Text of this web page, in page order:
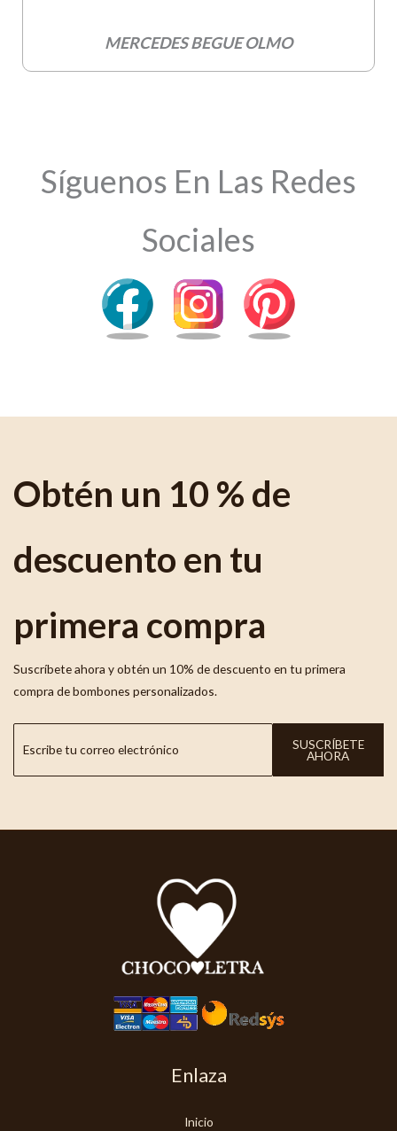
MERCEDES BEGUE OLMO
Síguenos En Las Redes
Sociales
Obtén un 10 % de
descuento en tu
primera compra
Suscríbete ahora y obtén un 10% de descuento en tu primera
compra de bombones personalizados.
SUSCRÍBETE
AHORA
Enlaza
Inicio